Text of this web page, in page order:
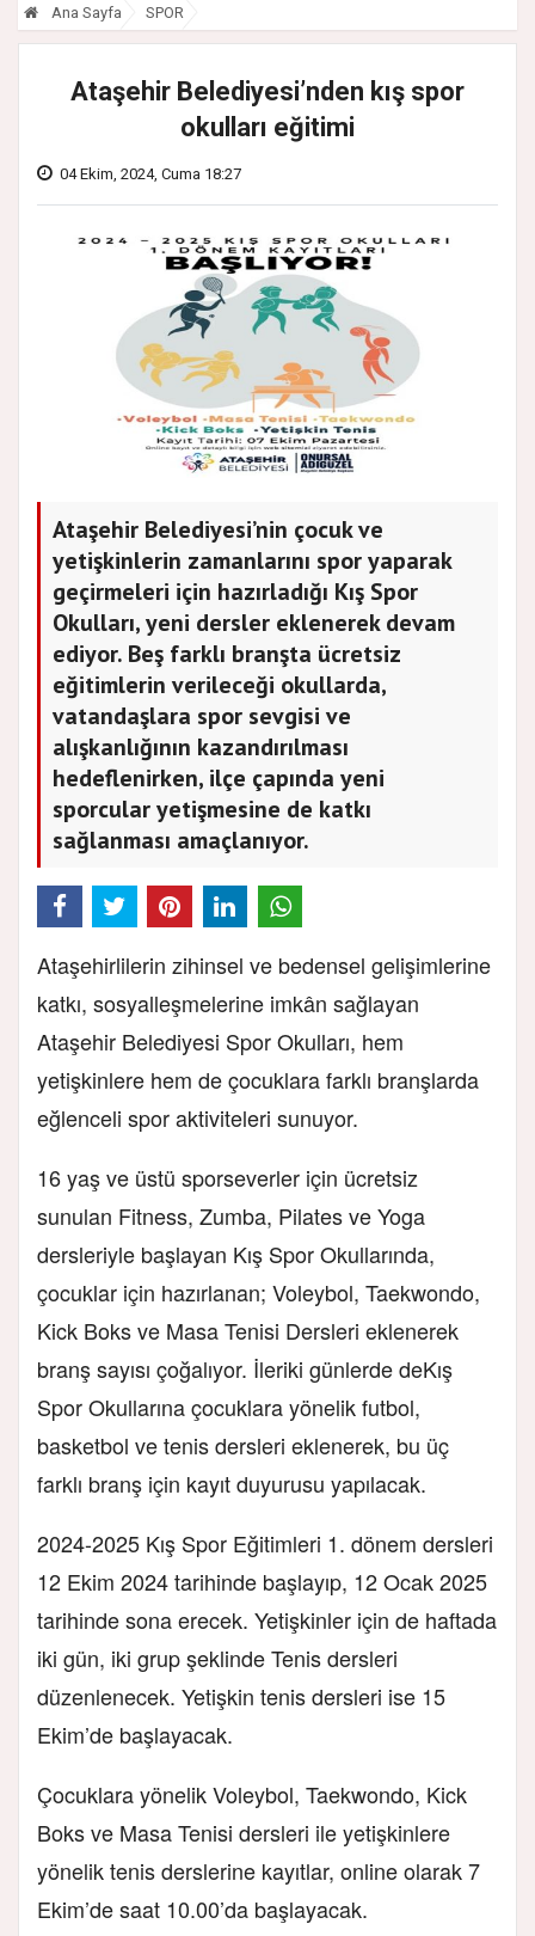
Ana Sayfa SPOR
Ataşehir Belediyesi’nden kış spor
okulları eğitimi
04 Ekim, 2024, Cuma 18:27
Ataşehir Belediyesi’nin çocuk ve
yetişkinlerin zamanlarını spor yaparak
geçirmeleri için hazırladığı Kış Spor
Okulları, yeni dersler eklenerek devam
ediyor. Beş farklı branşta ücretsiz
eğitimlerin verileceği okullarda,
vatandaşlara spor sevgisi ve
alışkanlığının kazandırılması
hedeflenirken, ilçe çapında yeni
sporcular yetişmesine de katkı
sağlanması amaçlanıyor.
Ataşehirlilerin zihinsel ve bedensel gelişimlerine
katkı, sosyalleşmelerine imkân sağlayan
Ataşehir Belediyesi Spor Okulları, hem
yetişkinlere hem de çocuklara farklı branşlarda
eğlenceli spor aktiviteleri sunuyor.
16 yaş ve üstü sporseverler için ücretsiz
sunulan Fitness, Zumba, Pilates ve Yoga
dersleriyle başlayan Kış Spor Okullarında,
çocuklar için hazırlanan; Voleybol, Taekwondo,
Kick Boks ve Masa Tenisi Dersleri eklenerek
branş sayısı çoğalıyor. İleriki günlerde deKış
Spor Okullarına çocuklara yönelik futbol,
basketbol ve tenis dersleri eklenerek, bu üç
farklı branş için kayıt duyurusu yapılacak.
2024-2025 Kış Spor Eğitimleri 1. dönem dersleri
12 Ekim 2024 tarihinde başlayıp, 12 Ocak 2025
tarihinde sona erecek. Yetişkinler için de haftada
iki gün, iki grup şeklinde Tenis dersleri
düzenlenecek. Yetişkin tenis dersleri ise 15
Ekim’de başlayacak.
Çocuklara yönelik Voleybol, Taekwondo, Kick
Boks ve Masa Tenisi dersleri ile yetişkinlere
yönelik tenis derslerine kayıtlar, online olarak 7
Ekim’de saat 10.00’da başlayacak.